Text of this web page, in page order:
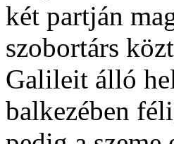
két partján
szobortárs
Galileit álló
balkezében